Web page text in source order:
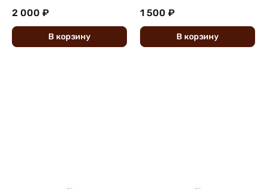
2 000 ₽
В корзину
1 500 ₽
В корзину